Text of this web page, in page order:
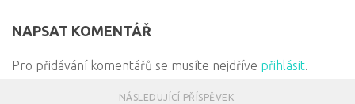
NAPSAT KOMENTÁŘ
Pro přidávání komentářů se musíte nejdříve přihlásit.
NÁSLEDUJÍCÍ PŘÍSPĚVEK